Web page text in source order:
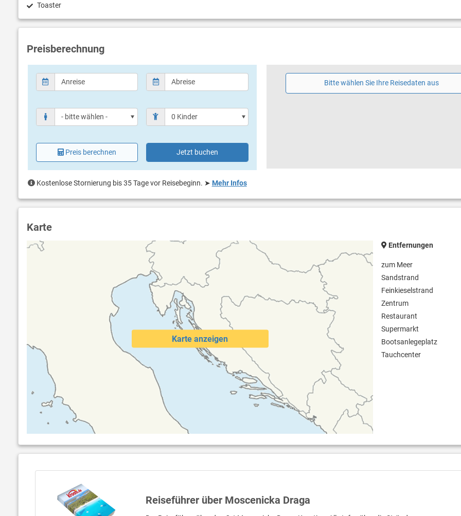
Toaster
Preisberechnung
Preis berechnen Jetzt buchen
Kostenlose Stornierung bis 35 Tage vor Reisebeginn. ➤ Mehr Infos
Bitte wählen Sie Ihre Reisedaten aus
Karte
Karte anzeigen
Entfernungen
zum Meer
Sandstrand
Feinkieselstrand
Zentrum
Restaurant
Supermarkt
Bootsanlegeplatz
Tauchcenter
Reiseführer über Moscenicka Draga